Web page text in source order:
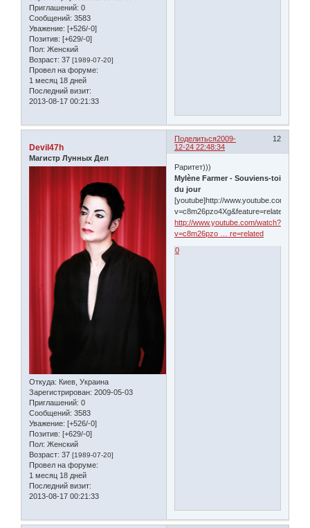
Приглашений: 0
Сообщений: 3583
Уважение: [+526/-0]
Позитив: [+629/-0]
Пол: Женский
Возраст: 37 [1989-07-20]
Провел на форуме:
1 месяц 18 дней
Последний визит:
2013-08-17 00:21:33
Поделиться 12
2009-
12-24 22:48:34
Devil47h
Магистр Лунных Дел
Откуда: Киев, Украина
Зарегистрирован: 2009-05-03
Приглашений: 0
Сообщений: 3583
Уважение: [+526/-0]
Позитив: [+629/-0]
Пол: Женский
Возраст: 37 [1989-07-20]
Провел на форуме:
1 месяц 18 дней
Последний визит:
2013-08-17 00:21:33
Раритет)))
Mylène Farmer - Souviens-toi
du jour
[youtube]http://www.youtube.com/
v=c8m26pzo4Xg&feature=related[/
http://www.youtube.com/watch?
v=c8m26pzo … re=related
0